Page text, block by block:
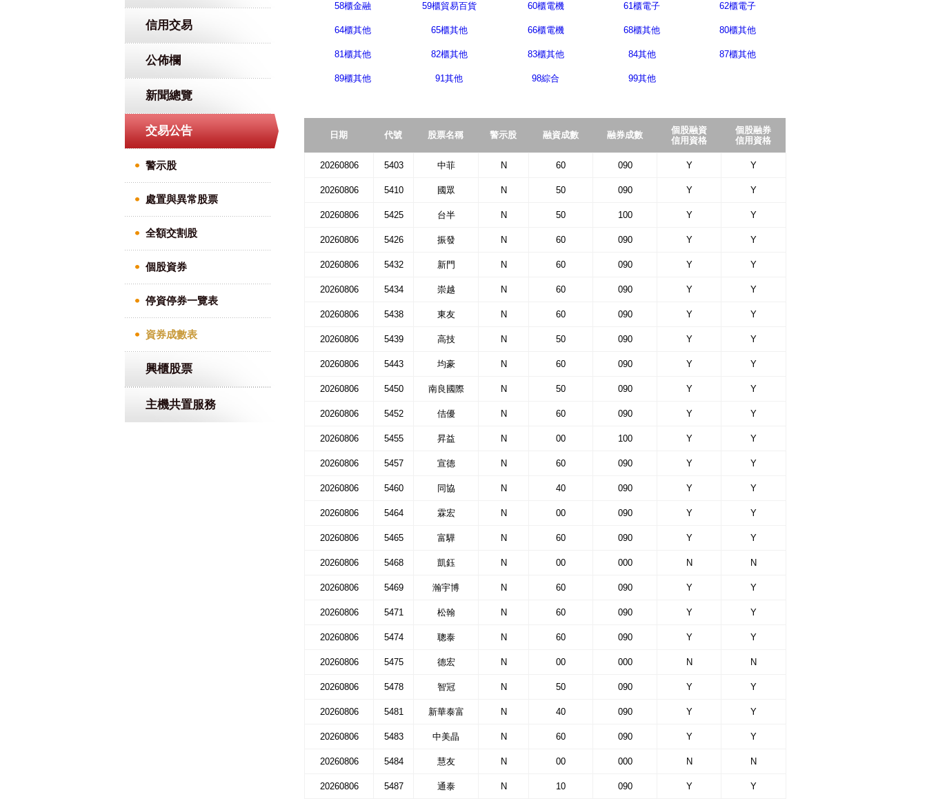
信用交易
公佈欄
新聞總覽
交易公告
警示股
處置與異常股票
全額交割股
個股資券
停資停券一覽表
資券成數表
興櫃股票
主機共置服務
58櫃金融 59櫃貿易百貨 60櫃電機 61櫃電子 62櫃電子
64櫃其他 65櫃其他 66櫃電機 68櫃其他 80櫃其他
81櫃其他 82櫃其他 83櫃其他 84其他 87櫃其他
89櫃其他 91其他 98綜合 99其他
日期 代號 股票名稱 警示股 融資成數 融券成數
個股融資
信用資格
個股融券
信用資格
20260806 5403 中菲 N 60 090 Y Y
20260806 5410 國眾 N 50 090 Y Y
20260806 5425 台半 N 50 100 Y Y
20260806 5426 振發 N 60 090 Y Y
20260806 5432 新門 N 60 090 Y Y
20260806 5434 崇越 N 60 090 Y Y
20260806 5438 東友 N 60 090 Y Y
20260806 5439 高技 N 50 090 Y Y
20260806 5443 均豪 N 60 090 Y Y
20260806 5450 南良國際 N 50 090 Y Y
20260806 5452 佶優 N 60 090 Y Y
20260806 5455 昇益 N 00 100 Y Y
20260806 5457 宣德 N 60 090 Y Y
20260806 5460 同協 N 40 090 Y Y
20260806 5464 霖宏 N 00 090 Y Y
20260806 5465 富驊 N 60 090 Y Y
20260806 5468 凱鈺 N 00 000 N N
20260806 5469 瀚宇博 N 60 090 Y Y
20260806 5471 松翰 N 60 090 Y Y
20260806 5474 聰泰 N 60 090 Y Y
20260806 5475 德宏 N 00 000 N N
20260806 5478 智冠 N 50 090 Y Y
20260806 5481 新華泰富 N 40 090 Y Y
20260806 5483 中美晶 N 60 090 Y Y
20260806 5484 慧友 N 00 000 N N
20260806 5487 通泰 N 10 090 Y Y